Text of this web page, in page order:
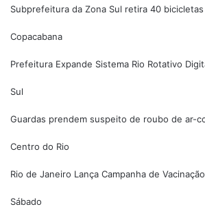
Subprefeitura da Zona Sul retira 40
Copacabana
Prefeitura Expande Sistema Rio Rotativo
Sul
Guardas prendem suspeito de roubo de ar-
Centro do Rio
Rio de Janeiro Lança Campanha de
Sábado